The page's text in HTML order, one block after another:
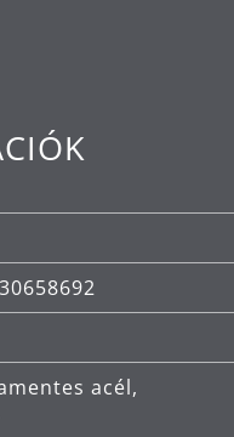
ellenálló. Kiváló
fém fedélből
valamint a penge
késeket csak
acél,